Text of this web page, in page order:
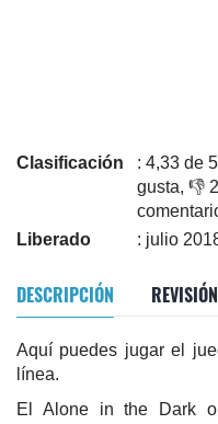
Clasificación
: 4,33 de
gusta, 👎
Liberado
: julio
DESCRIPCIÓN
Aquí puedes jugar el
línea.
El Alone in the Dark